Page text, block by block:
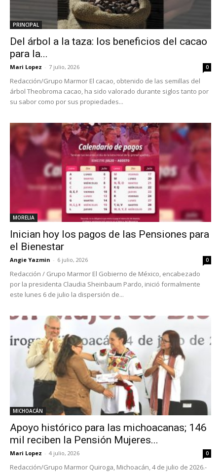
PRINCIPAL
Del árbol a la taza: los beneficios del cacao
para la...
Mari Lopez - 7 julio, 2026 0
Redacción/Grupo Marmor El cacao, obtenido de las semillas del
árbol Theobroma cacao, ha sido valorado durante siglos tanto por
su sabor como por sus propiedades...
MORELIA
Inician hoy los pagos de las Pensiones para
el Bienestar
Angie Yazmin - 6 julio, 2026 0
Redacción / Grupo Marmor El Gobierno de México, encabezado
por la presidenta Claudia Sheinbaum Pardo, inició formalmente
este lunes 6 de julio la dispersión de...
MICHOACÁN
Apoyo histórico para las michoacanas; 146
mil reciben la Pensión Mujeres...
Mari Lopez - 4 julio, 2026 0
Redacción/Grupo Marmor Quiroga, Michoacán, 4 de julio de 2026.-